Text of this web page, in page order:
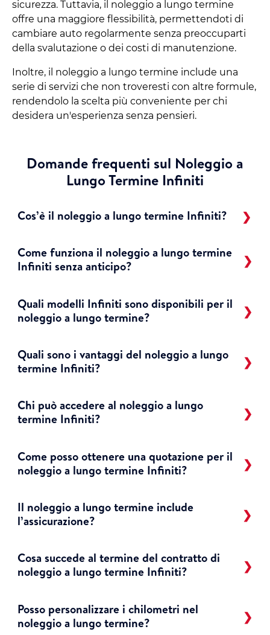
sicurezza. Tuttavia, il noleggio a lungo termine
offre una maggiore flessibilità, permettendoti di
cambiare auto regolarmente senza preoccuparti
della svalutazione o dei costi di manutenzione.
Inoltre, il noleggio a lungo termine include una
serie di servizi che non troveresti con altre formule,
rendendolo la scelta più conveniente per chi
desidera un'esperienza senza pensieri.
Domande frequenti sul Noleggio a
Lungo Termine Infiniti
Cos’è il noleggio a lungo termine Infiniti?
Come funziona il noleggio a lungo termine
Infiniti senza anticipo?
Quali modelli Infiniti sono disponibili per il
noleggio a lungo termine?
Quali sono i vantaggi del noleggio a lungo
termine Infiniti?
Chi può accedere al noleggio a lungo
termine Infiniti?
Come posso ottenere una quotazione per il
noleggio a lungo termine Infiniti?
Il noleggio a lungo termine include
l’assicurazione?
Cosa succede al termine del contratto di
noleggio a lungo termine Infiniti?
Posso personalizzare i chilometri nel
noleggio a lungo termine?